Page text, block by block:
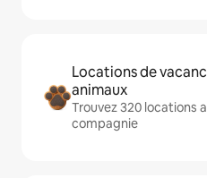
Locations de
animaux
Trouvez 320 locations
compagnie